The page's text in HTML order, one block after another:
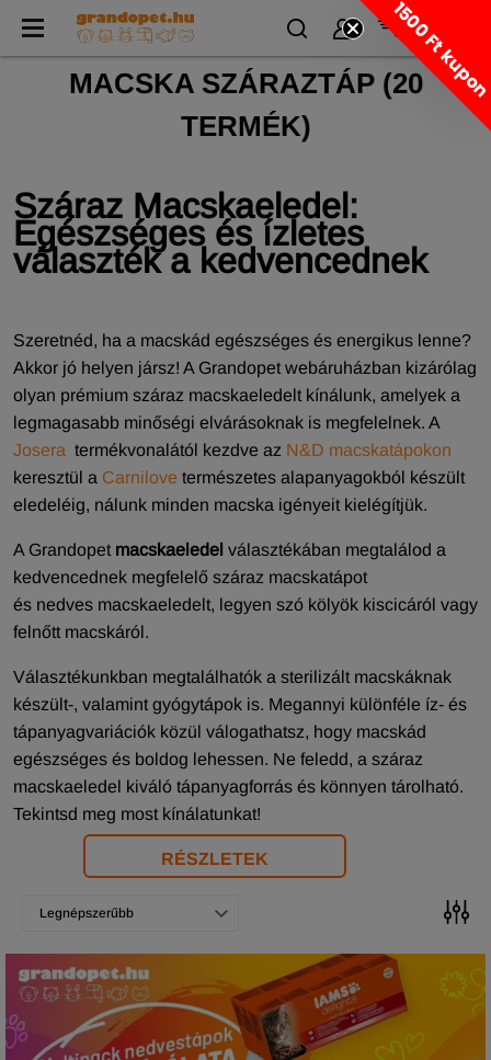
MACSKA SZÁRAZTÁP(20
TERMÉK)
RÉSZLETEK
Száraz Macskaeledel:
Egészséges és ízletes
választék a kedvencednek
Szeretnéd, ha a macskád egészséges és energikus lenne?
Akkor jó helyen jársz! A Grandopet webáruházban kizárólag
olyan prémium száraz macskaeledelt kínálunk, amelyek a
legmagasabb minőségi elvárásoknak is megfelelnek. A
Josera termékvonalától kezdve az N&D macskatápokon
keresztül a Carnilove természetes alapanyagokból készült
eledeléig, nálunk minden macska igényeit kielégítjük.
A Grandopet macskaeledel választékában megtalálod a
kedvencednek megfelelő száraz macskatápot
és nedves macskaeledelt, legyen szó kölyök kiscicáról vagy
felnőtt macskáról.
Választékunkban megtalálhatók a sterilizált macskáknak
készült-, valamint gyógytápok is. Megannyi különféle íz- és
tápanyagvariációk közül válogathatsz, hogy macskád
egészséges és boldog lehessen. Ne feledd, a száraz
macskaeledel kiváló tápanyagforrás és könnyen tárolható.
Tekintsd meg most kínálatunkat!
Legnépszerűbb
1500 Ft